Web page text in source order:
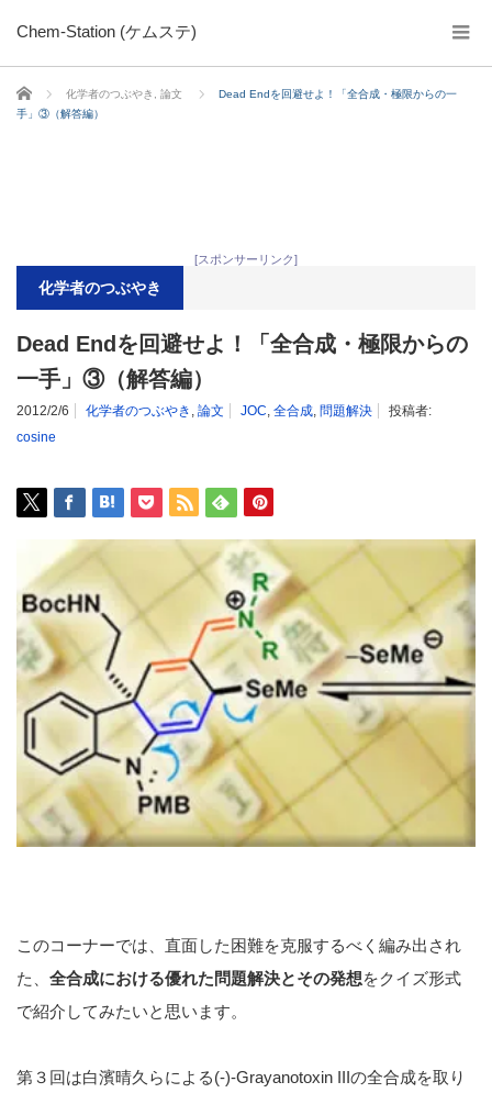
Chem-Station (ケムステ)
ホーム 化学者のつぶやき 論文
Dead Endを回避せよ！「全合成・極限からの一
手」③（解答編）
[スポンサーリンク]
化学者のつぶやき
Dead Endを回避せよ！「全合成・極限からの
一手」③（解答編）
2012/2/6 化学者のつぶやき , 論文 JOC, 全合成, 問題解決
投稿者:
cosine
このコーナーでは、直面した困難を克服するべく編み出され
た、 全合成における優れた問題解決とその発想をクイズ形式
で紹介してみたいと思います。
第３回は白濱晴久らによる(-)-Grayanotoxin IIIの全合成を取り